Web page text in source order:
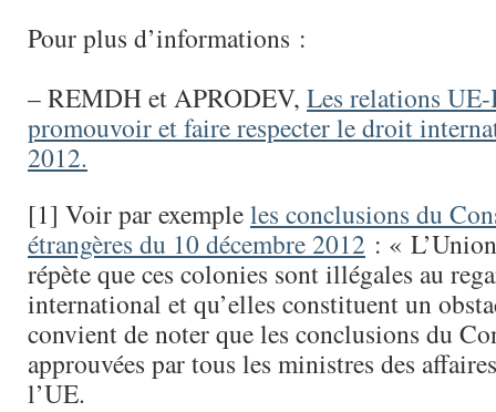
Pour plus d’informations :
– REMDH et APRODEV, Les relations
promouvoir et faire respecter le droit
2012.
[1] Voir par exempleles conclusions du
étrangères du 10 décembre 2012 : «
répète que ces colonies sont illégales au
international et qu’elles constituent un
convient de noter que les conclusions du
approuvées par tous les ministres des
l’UE.